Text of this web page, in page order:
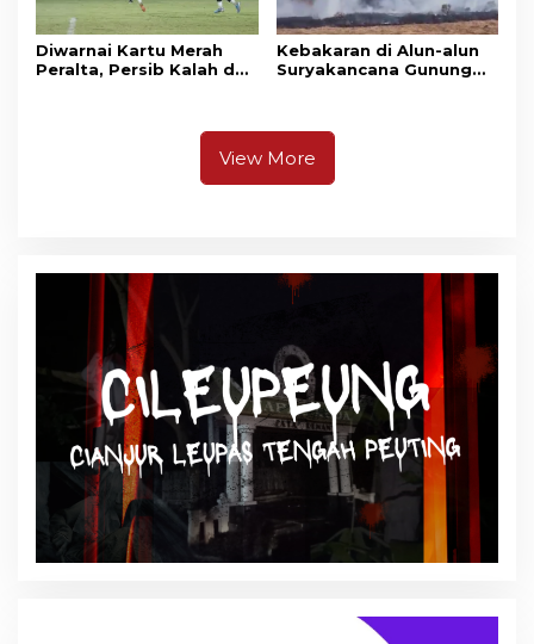
Diwarnai Kartu Merah
Peralta, Persib Kalah dari
Kebakaran di Alun-alun
Suryakancana Gunung
Masih Bersiaga
View More